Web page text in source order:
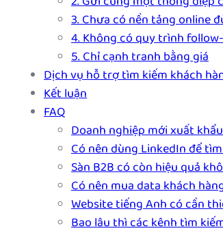
3. Chưa có nền tảng online
4. Không có quy trình
5. Chỉ cạnh tranh bằng giá
Dịch vụ hỗ trợ tìm kiếm khách
Kết luận
FAQ
Doanh nghiệp mới xuất
Có nên dùng LinkedIn để
Sàn B2B có còn hiệu quả
Có nên mua data khách
Website tiếng Anh có cần
Bao lâu thì các kênh tìm